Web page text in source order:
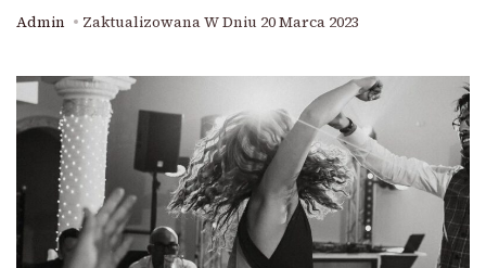
Admin Zaktualizowana W Dniu 20 Marca 2023